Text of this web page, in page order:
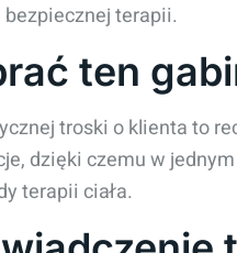
terapii.
ten
troski o klienta to
dzięki czemu w
terapii ciała.